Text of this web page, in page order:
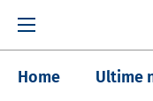
Home Ultime